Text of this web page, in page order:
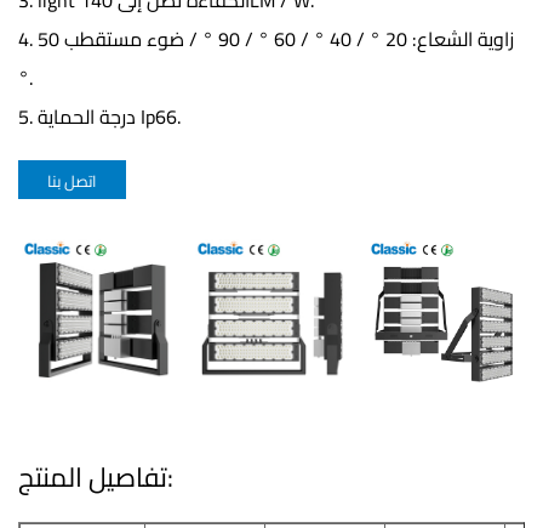
4. زاوية الشعاع: 20 ° / 40 ° / 60 ° / 90 ° / ضوء مستقطب 50
°.
5. درجة الحماية Ip66.
اتصل بنا
تفاصيل المنتج: